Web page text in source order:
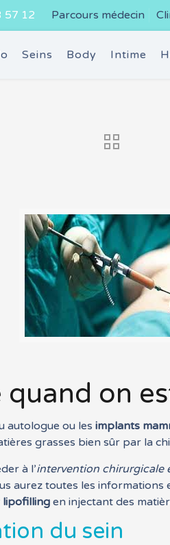
57 12 Parcours médecin
Seins Body Intime
on
autologue ou lesimplants
grasses bien sûr par la
à l’intervention chirurgicale
aurez toutes les
lipofilling en injectant des
du sein